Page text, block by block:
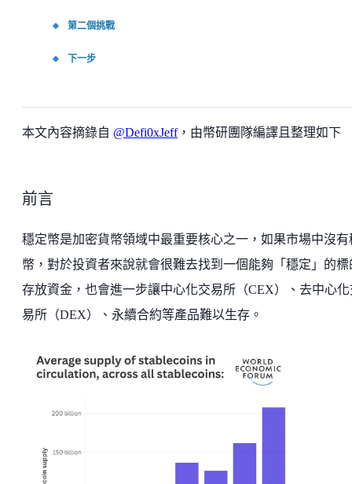
第二個挑戰
下一步
本文內容摘錄自 @Defi0xJeff，由幣研團隊編譯且整理如下
前言
穩定幣是加密貨幣領域中最重要核心之一，如果市場中沒有
幣，對於投資者來說就會很難去找到一個能夠「穩定」的標
存放資金，也會進一步讓中心化交易所（CEX）、去中心化
易所（DEX）、永續合約等產品難以生存。